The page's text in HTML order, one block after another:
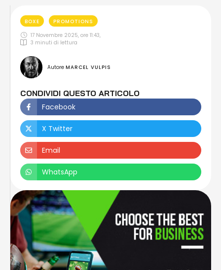
BOXE
PROMOTIONS
17 Novembre 2025, ore 11:43,
3 minuti di lettura
Autore MARCEL VULPIS
CONDIVIDI QUESTO ARTICOLO
Facebook
X Twitter
Email
WhatsApp